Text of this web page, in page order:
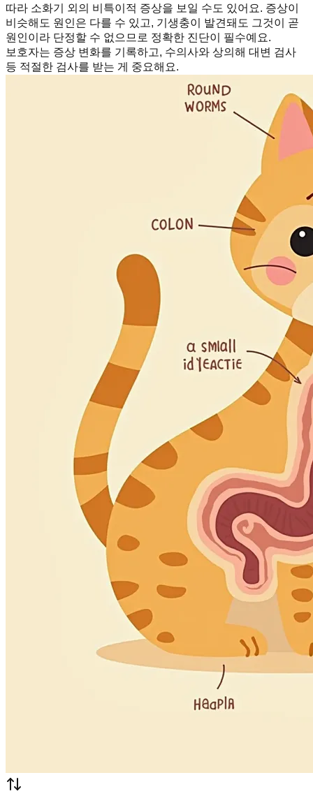
따라 소화기 외의 비특이적 증상을 보일 수도 있어요. 증상이
비슷해도 원인은 다를 수 있고, 기생충이 발견돼도 그것이 곧
원인이라 단정할 수 없으므로 정확한 진단이 필수예요.
보호자는 증상 변화를 기록하고, 수의사와 상의해 대변 검사
등 적절한 검사를 받는 게 중요해요.